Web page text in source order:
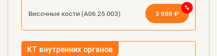
Височные кости (А06.25.003) 3 000 ₽
КТ внутренних органов